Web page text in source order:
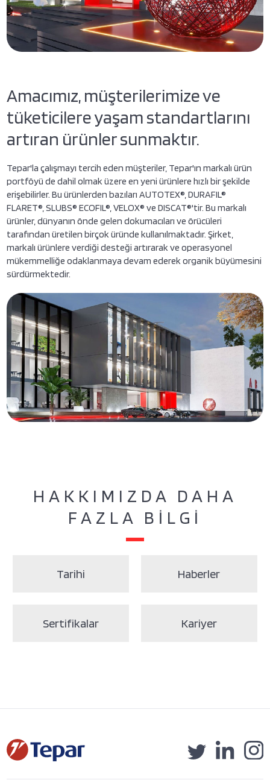
Amacımız, müşterilerimize ve
tüketicilere yaşam standartlarını
artıran ürünler sunmaktır.
Tepar'la çalışmayı tercih eden müşteriler, Tepar'ın markalı ürün
portföyü de dahil olmak üzere en yeni ürünlere hızlı bir şekilde
erişebilirler. Bu ürünlerden bazıları AUTOTEX®, DURAFIL®
FLARET®, SLUBS® ECOFIL®, VELOX® ve DISCAT®'tir. Bu markalı
ürünler, dünyanın önde gelen dokumacıları ve örücüleri
tarafından üretilen birçok üründe kullanılmaktadır. Şirket,
markalı ürünlere verdiği desteği artırarak ve operasyonel
mükemmelliğe odaklanmaya devam ederek organik büyümesini
sürdürmektedir.
HAKKIMIZDA DAHA
FAZLA BİLGİ
Tarihi Haberler
Sertifikalar Kariyer